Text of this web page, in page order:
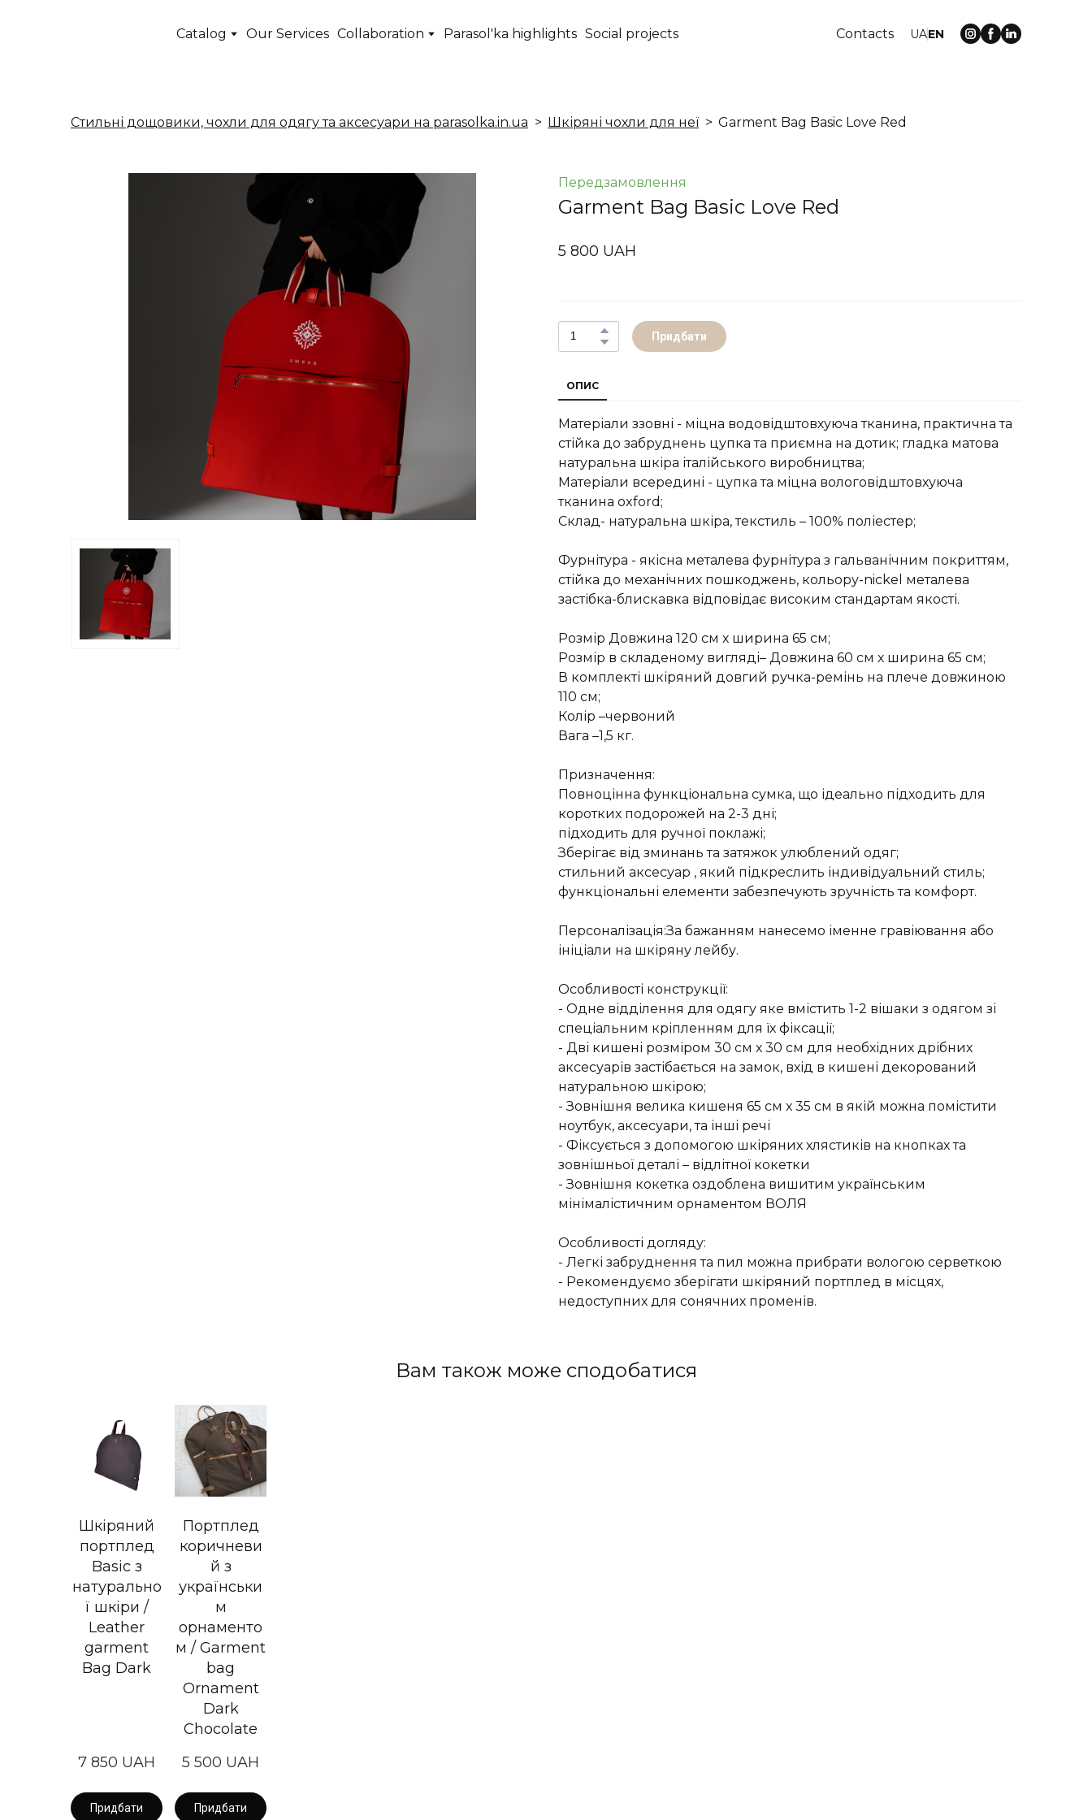
Catalog Our Services Collaboration Parasol'ka highlights Social projects Contacts UAEN
Стильні дощовики, чохли для одягу та аксесуари на parasolka.in.ua Шкіряні чохли для неї Garment Bag Basic Love Red
Передзамовлення
Garment Bag Basic Love Red
5 800 UAH
Придбати
ОПИС
Матеріали ззовні - міцна водовідштовхуюча тканина, практична та
стійка до забруднень цупка та приємна на дотик; гладка матова
натуральна шкіра італійського виробництва;
Матеріали всередині - цупка та міцна вологовідштовхуюча
тканина oxford;
Склад- натуральна шкіра, текстиль – 100% поліестер;
Фурнітура - якісна металева фурнітура з гальванічним покриттям,
стійка до механічних пошкоджень, кольору-nickel металева
застібка-блискавка відповідає високим стандартам якості.
Розмір Довжина 120 см х ширина 65 см;
Розмір в складеному вигляді– Довжина 60 см х ширина 65 см;
В комплекті шкіряний довгий ручка-ремінь на плече довжиною
110 см;
Колір –червоний
Вага –1,5 кг.
Призначення:
Повноцінна функціональна сумка, що ідеально підходить для
коротких подорожей на 2-3 дні;
підходить для ручної поклажі;
Зберігає від зминань та затяжок улюблений одяг;
стильний аксесуар , який підкреслить індивідуальний стиль;
функціональні елементи забезпечують зручність та комфорт.
Персоналізація:За бажанням нанесемо іменне гравіювання або
ініціали на шкіряну лейбу.
Особливості конструкції:
- Одне відділення для одягу яке вмістить 1-2 вішаки з одягом зі
спеціальним кріпленням для їх фіксації;
- Дві кишені розміром 30 см х 30 см для необхідних дрібних
аксесуарів застібається на замок, вхід в кишені декорований
натуральною шкірою;
- Зовнішня велика кишеня 65 см х 35 см в якій можна помістити
ноутбук, аксесуари, та інші речі
- Фіксується з допомогою шкіряних хлястиків на кнопках та
зовнішньої деталі – відлітної кокетки
- Зовнішня кокетка оздоблена вишитим українським
мінімалістичним орнаментом ВОЛЯ
Особливості догляду:
- Легкі забруднення та пил можна прибрати вологою серветкою
- Рекомендуємо зберігати шкіряний портплед в місцях,
недоступних для сонячних променів.
Вам також може сподобатися
Шкіряний
портплед
Basic з
натурально
ї шкіри /
Leather
garment
Bag Dark
7 850 UAH
Придбати
Портплед
коричневи
й з
українськи
м
орнаменто
м / Garment
bag
Ornament
Dark
Chocolate
5 500 UAH
Придбати